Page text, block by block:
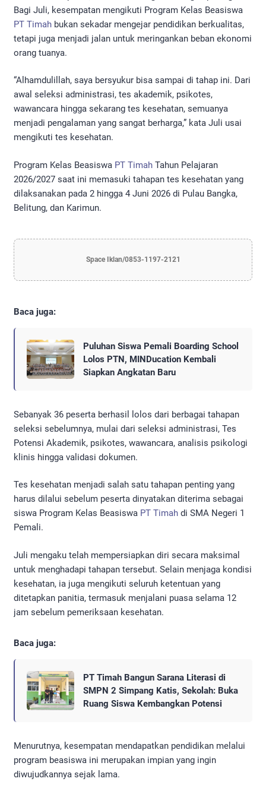
Bagi Juli, kesempatan mengikuti Program Kelas Beasiswa
PT Timah bukan sekadar mengejar pendidikan berkualitas,
tetapi juga menjadi jalan untuk meringankan beban ekonomi
orang tuanya.
“Alhamdulillah, saya bersyukur bisa sampai di tahap ini. Dari
awal seleksi administrasi, tes akademik, psikotes,
wawancara hingga sekarang tes kesehatan, semuanya
menjadi pengalaman yang sangat berharga,” kata Juli usai
mengikuti tes kesehatan.
Program Kelas Beasiswa PT Timah Tahun Pelajaran
2026/2027 saat ini memasuki tahapan tes kesehatan yang
dilaksanakan pada 2 hingga 4 Juni 2026 di Pulau Bangka,
Belitung, dan Karimun.
Space Iklan/0853-1197-2121
Baca juga:
Puluhan Siswa Pemali Boarding School
Lolos PTN, MINDucation Kembali
Siapkan Angkatan Baru
Sebanyak 36 peserta berhasil lolos dari berbagai tahapan
seleksi sebelumnya, mulai dari seleksi administrasi, Tes
Potensi Akademik, psikotes, wawancara, analisis psikologi
klinis hingga validasi dokumen.
Tes kesehatan menjadi salah satu tahapan penting yang
harus dilalui sebelum peserta dinyatakan diterima sebagai
siswa Program Kelas Beasiswa PT Timah di SMA Negeri 1
Pemali.
Juli mengaku telah mempersiapkan diri secara maksimal
untuk menghadapi tahapan tersebut. Selain menjaga kondisi
kesehatan, ia juga mengikuti seluruh ketentuan yang
ditetapkan panitia, termasuk menjalani puasa selama 12
jam sebelum pemeriksaan kesehatan.
Baca juga:
PT Timah Bangun Sarana Literasi di
SMPN 2 Simpang Katis, Sekolah: Buka
Ruang Siswa Kembangkan Potensi
Menurutnya, kesempatan mendapatkan pendidikan melalui
program beasiswa ini merupakan impian yang ingin
diwujudkannya sejak lama.